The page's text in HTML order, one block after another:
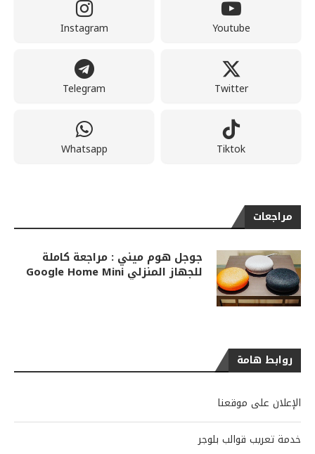
Youtube
Instagram
Twitter
Telegram
Tiktok
Whatsapp
مراجعات
جوجل هوم ميني : مراجعة كاملة
للجهاز المنزلي Google Home Mini
روابط هامة
الإعلان على موقعنا
خدمة تعريب قوالب بلوجر